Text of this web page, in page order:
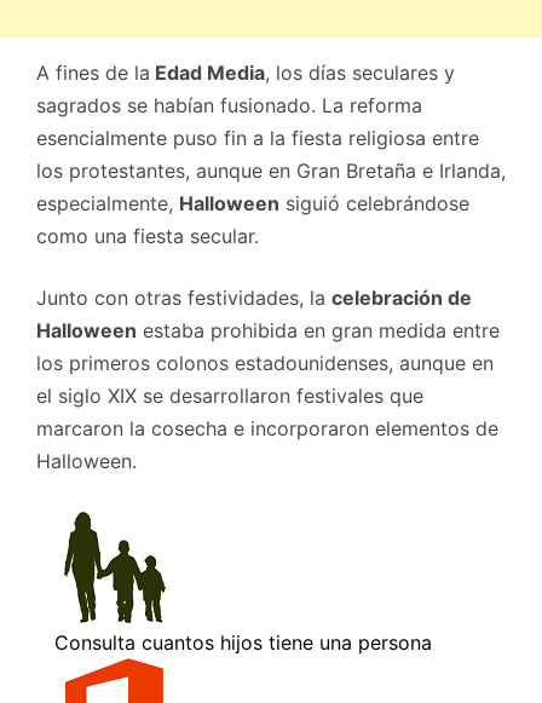
A fines de la Edad Media, los días seculares y
sagrados se habían fusionado. La reforma
esencialmente puso fin a la fiesta religiosa entre
los protestantes, aunque en Gran Bretaña e Irlanda,
especialmente, Halloween siguió celebrándose
como una fiesta secular.
Junto con otras festividades, la celebración de
Halloween estaba prohibida en gran medida entre
los primeros colonos estadounidenses, aunque en
el siglo XIX se desarrollaron festivales que
marcaron la cosecha e incorporaron elementos de
Halloween.